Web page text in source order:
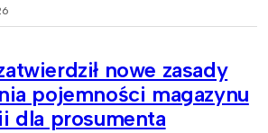
nowe zasady
pojemności magazynu
dla prosumenta